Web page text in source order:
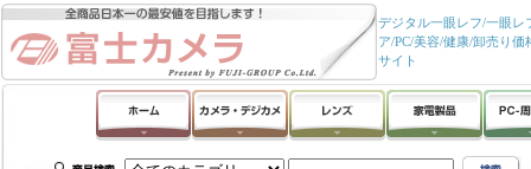
デジタル一眼レフ/一眼レ
ア/PC/美容/健康/卸売り
サイト